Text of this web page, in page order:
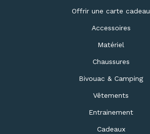
Offrir une carte cadeau
Accessoires
Matériel
Chaussures
Bivouac & Camping
Vêtements
Entrainement
Cadeaux